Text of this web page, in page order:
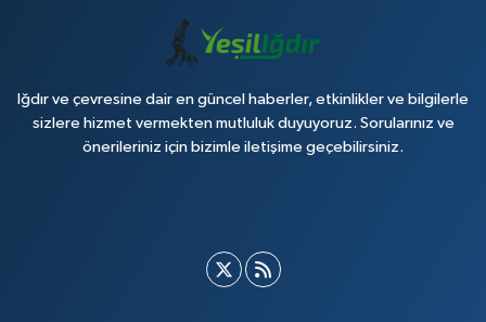
Iğdır ve çevresine dair en güncel haberler, etkinlikler ve bilgilerle
sizlere hizmet vermekten mutluluk duyuyoruz. Sorularınız ve
önerileriniz için bizimle iletişime geçebilirsiniz.